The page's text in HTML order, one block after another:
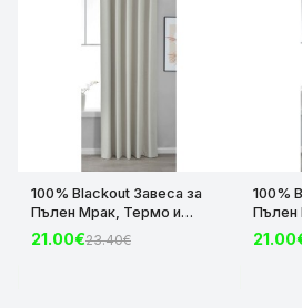
100% Blackout Завеса за
Пълен Мрак, Термо и
Шумоизолираща с коланче
цвят Крем, 175х140 и
21.00€23.40€
100%
Пълен
цвят